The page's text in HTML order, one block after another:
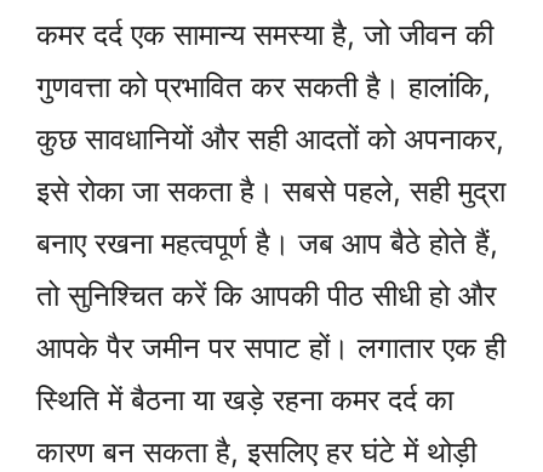
कमर दर्द एक सामान्य समस्या है, जो जीवन की
गुणवत्ता को प्रभावित कर सकती है। हालांकि,
कुछ सावधानियों और सही आदतों को अपनाकर,
इसे रोका जा सकता है। सबसे पहले, सही मुद्रा
बनाए रखना महत्वपूर्ण है। जब आप बैठे होते हैं,
तो सुनिश्चित करें कि आपकी पीठ सीधी हो और
आपके पैर जमीन पर सपाट हों। लगातार एक ही
स्थिति में बैठना या खड़े रहना कमर दर्द का
कारण बन सकता है, इसलिए हर घंटे में थोड़ी